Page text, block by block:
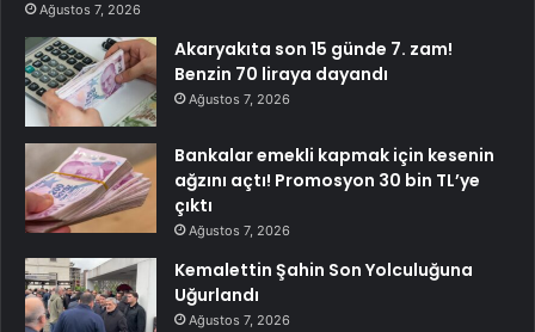
Ağustos 7, 2026
Akaryakıta son 15 günde 7. zam!
Benzin 70 liraya dayandı
Ağustos 7, 2026
Bankalar emekli kapmak için kesenin
ağzını açtı! Promosyon 30 bin TL’ye
çıktı
Ağustos 7, 2026
Kemalettin Şahin Son Yolculuğuna
Uğurlandı
Ağustos 7, 2026